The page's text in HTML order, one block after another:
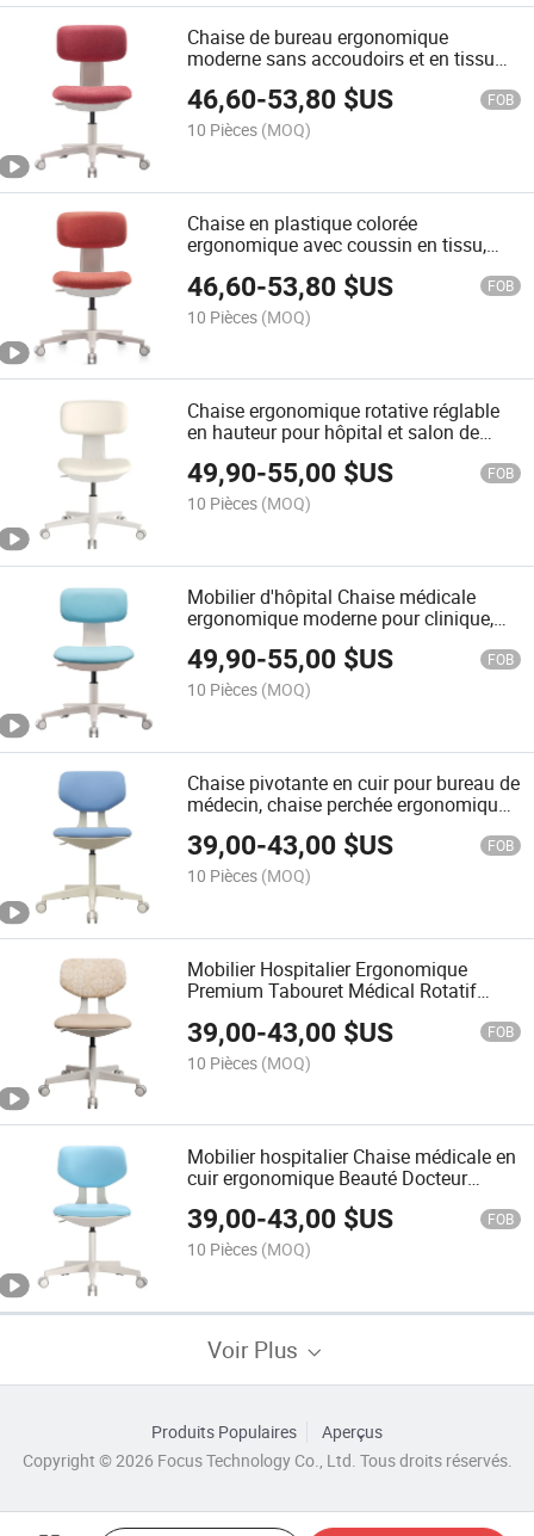
Chaise de bureau ergonomique
moderne sans accoudoirs et en tissu
respirant pour un bureau à domicile
minimaliste et un bureau d'étudiant
46,60-53,80 $US FOB
10 Pièces (MOQ)
Chaise en plastique colorée
ergonomique avec coussin en tissu,
à domicile, étude, conférence et
formation
46,60-53,80 $US FOB
10 Pièces (MOQ)
Chaise ergonomique rotative réglable
en hauteur pour hôpital et salon de
beauté, chaise de soin facial, tabouret
médical
49,90-55,00 $US FOB
10 Pièces (MOQ)
Mobilier d'hôpital Chaise médicale
ergonomique moderne pour clinique,
médecin, soins infirmiers, patient,
usage professionnel, chaise de haute
qualité et durable
49,90-55,00 $US FOB
10 Pièces (MOQ)
Chaise pivotante en cuir pour bureau de
médecin, chaise perchée ergonomique
pour examens de patients et postes de
travail en laboratoire
39,00-43,00 $US FOB
10 Pièces (MOQ)
Mobilier Hospitalier Ergonomique
Premium Tabouret Médical Rotatif
pour Professionnels de la Santé
39,00-43,00 $US FOB
10 Pièces (MOQ)
Mobilier hospitalier Chaise médicale en
cuir ergonomique Beauté Docteur
Infirmière Tabouret Dantal pour
cliniques dentaires
39,00-43,00 $US FOB
10 Pièces (MOQ)
Voir Plus
Produits Populaires
Aperçus
Copyright © 2026 Focus Technology Co., Ltd. Tous droits réservés.